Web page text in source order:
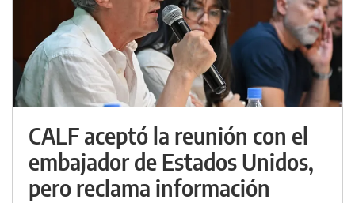
CALF aceptó la reunión con el
embajador de Estados Unidos,
pero reclama información